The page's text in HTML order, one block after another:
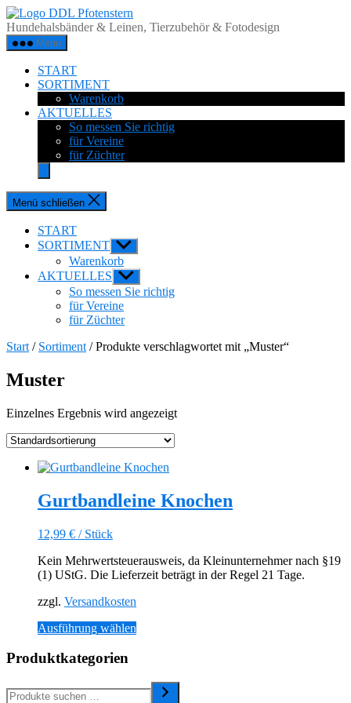
Zum
Inhalt
springen
Pfotenstern
Hundehalsbänder & Leinen, Tierzubehör & Fotodesign
Menü
START
SORTIMENT
Warenkorb
AKTUELLES
So messen Sie richtig
für Vereine
für Züchter
Menü schließen
START
SORTIMENT Untermenü
anzeigen
Warenkorb
AKTUELLES Untermenü
anzeigen
So messen Sie richtig
für Vereine
für Züchter
Start / Sortiment / Produkte verschlagwortet mit „Muster“
Muster
Einzelnes Ergebnis wird angezeigt
Gurtbandleine Knochen
12,99 € / Stück
Kein Mehrwertsteuerausweis, da Kleinunternehmer nach §19
(1) UStG. Die Lieferzeit beträgt in der Regel 21 Tage.
zzgl. Versandkosten
Ausführung wählen
Varianten
Produktkategorien